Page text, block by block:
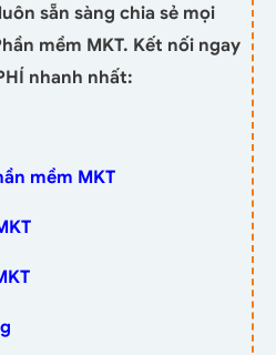
sẵn sàng chia sẻ mọi
mềm MKT. Kết nối ngay
nhanh nhất:
mềm MKT